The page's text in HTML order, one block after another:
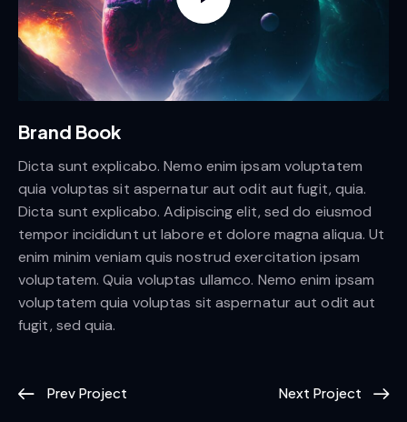
Brand Book
Dicta sunt explicabo. Nemo enim ipsam voluptatem
quia voluptas sit aspernatur aut odit aut fugit, quia.
Dicta sunt explicabo. Adipiscing elit, sed do eiusmod
tempor incididunt ut labore et dolore magna aliqua. Ut
enim minim veniam quis nostrud exercitation ipsam
voluptatem. Quia voluptas ullamco. Nemo enim ipsam
voluptatem quia voluptas sit aspernatur aut odit aut
fugit, sed quia.
Prev Project Next Project